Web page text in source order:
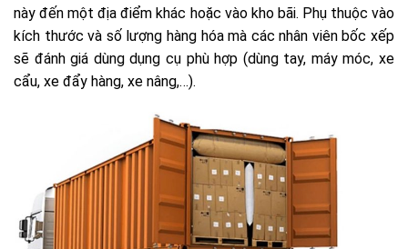
này đến một địa điểm khác hoặc vào kho bãi. Phụ thuộc vào
kích thước và số lượng hàng hóa mà các nhân viên bốc xếp
sẽ đánh giá dùng dụng cụ phù hợp (dùng tay, máy móc, xe
cẩu, xe đẩy hàng, xe nâng,…).